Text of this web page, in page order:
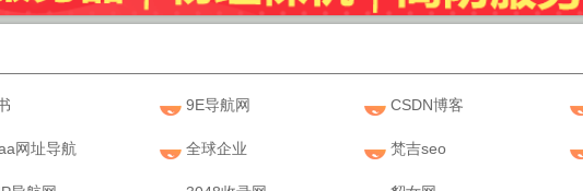
9E导航网 CSDN博客
网址导航 全球企业 梵吉seo